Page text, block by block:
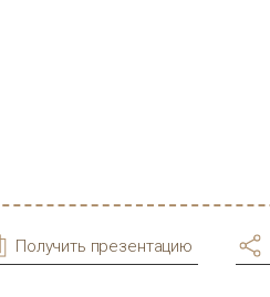
Получить презентацию